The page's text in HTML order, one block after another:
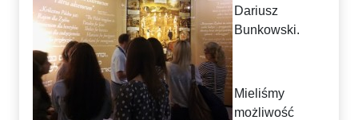
Dariusz
Bunkowski.
Mieliśmy
możliwość